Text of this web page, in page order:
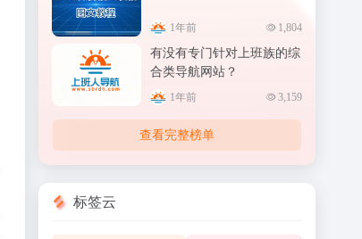
1年前 1,804
有没有专门针对上班族的综
合类导航网站？
1年前 3,159
查看完整榜单
标签云